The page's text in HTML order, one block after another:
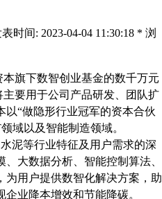
时间: 2023-04-04 11:30:18 * 浏
旗下数智创业基金的数千万元
要用于公司产品研发、团队扩
以“做隐形行业冠军的资本合伙
域以及智能制造领域。
泥等行业特征及用户需求的深
大数据分析、智能控制算法、
为用户提供数智化解决方案，助
业降本增效和节能降碳。